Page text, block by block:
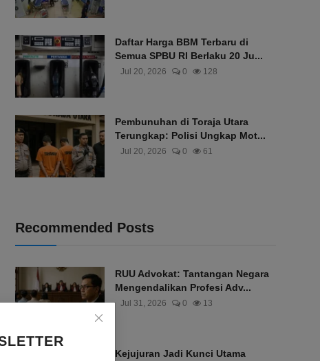
Daftar Harga BBM Terbaru di
Semua SPBU RI Berlaku 20 Ju...
Jul 20, 2026 0 128
Pembunuhan di Toraja Utara
Terungkap: Polisi Ungkap Mot...
Jul 20, 2026 0 61
Recommended Posts
RUU Advokat: Tantangan Negara
Mengendalikan Profesi Adv...
Jul 31, 2026 0 13
Kejujuran Jadi Kunci Utama